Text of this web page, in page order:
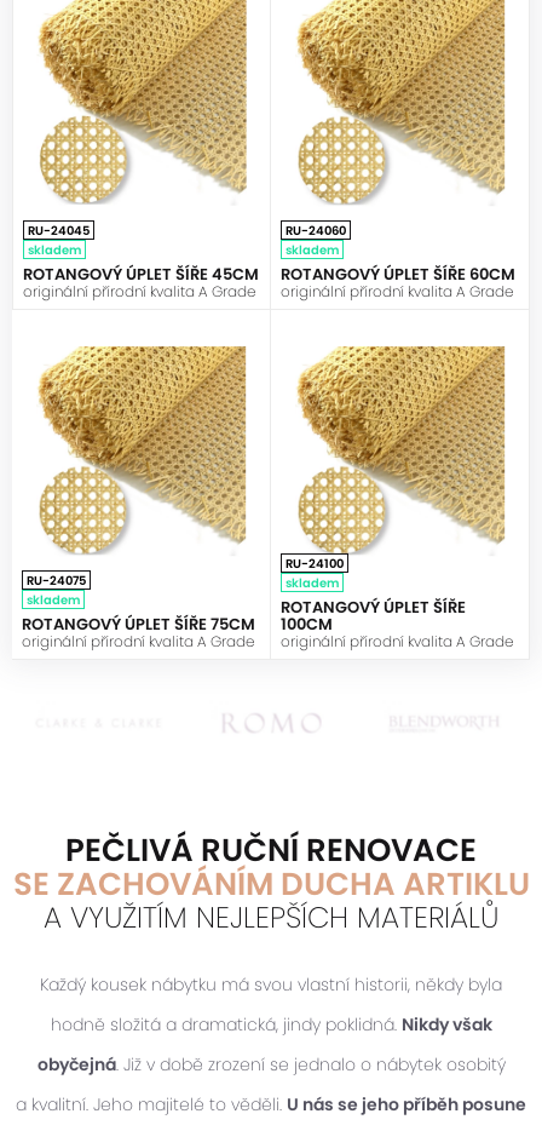
RU-24045
skladem
ROTANGOVÝ ÚPLET ŠÍŘE 45CM
originální přírodní kvalita A Grade
RU-24060
skladem
ROTANGOVÝ ÚPLET ŠÍŘE 60CM
originální přírodní kvalita A Grade
RU-24075
skladem
ROTANGOVÝ ÚPLET ŠÍŘE 75CM
originální přírodní kvalita A Grade
RU-24100
skladem
ROTANGOVÝ ÚPLET ŠÍŘE
100CM
originální přírodní kvalita A Grade
PEČLIVÁ RUČNÍ RENOVACE
SE ZACHOVÁNÍM DUCHA ARTIKLU
A VYUŽITÍM NEJLEPŠÍCH MATERIÁLŮ
Každý kousek nábytku má svou vlastní historii, někdy byla
hodně složitá a dramatická, jindy poklidná. Nikdy však
obyčejná. Již v době zrození se jednalo o nábytek osobitý
a kvalitní. Jeho majitelé to věděli. U nás se jeho příběh posune